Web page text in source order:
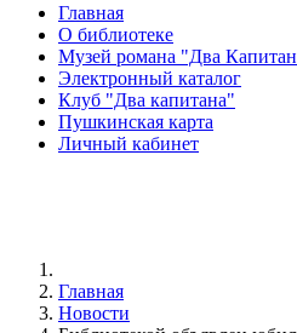
Главная
О библиотеке
Музей романа "Два
Электронный каталог
Клуб "Два капитана"
Пушкинская карта
Личный кабинет
Главная
Новости